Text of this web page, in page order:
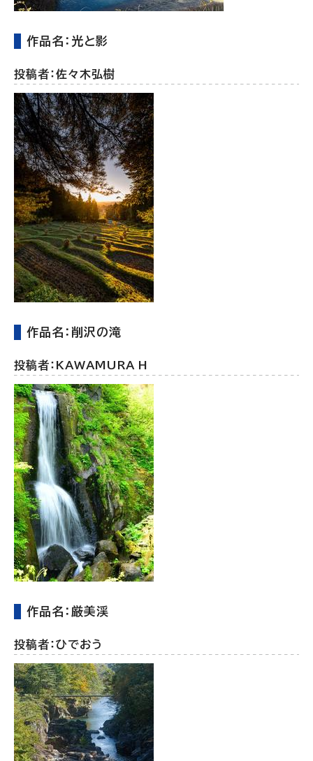
作品名：光と影
投稿者：佐々木弘樹
作品名：削沢の滝
投稿者：KAWAMURA H
作品名：厳美渓
投稿者：ひでおう